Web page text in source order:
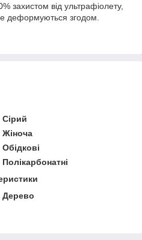
захистом від ультрафіолету,
деформуються згодом.
Сірий
Жіноча
Обідкові
Полікарбонатні
Дерево